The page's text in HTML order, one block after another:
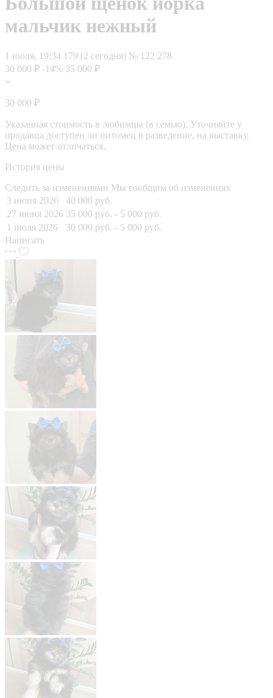
мальчик нежный
1 июля, 19:34 179 (2 сегодня) № 122 278
30 000 ₽ -14% 35 000 ₽
30 000 ₽
Указанная стоимость в любимцы (в семью). Уточняйте у
продавца доступен ли питомец в разведение, на выставку.
Цена может отличаться.
История цены
Следить за изменениями Мы сообщим об изменениях
3 июня 2026
40 000 руб.
27 июня 2026 35 000 руб. - 5 000 руб.
1 июля 2026
30 000 руб. - 5 000 руб.
Написать